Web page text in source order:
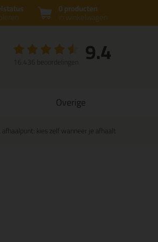
0 producten
in winkelwagen
9.4
16.436 beoordelingen
Overige
kies zelf wanneer je afhaalt